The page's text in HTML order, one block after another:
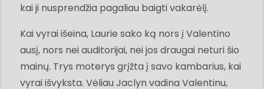
kai ji nusprendžia pagaliau baigti vakarėlį.
Kai vyrai išeina, Laurie sako ką nors į Valentino
ausį, nors nei auditorijai, nei jos draugai neturi šio
mainų. Trys moterys grįžta į savo kambarius, kai
vyrai išvyksta. Vėliau Jaclyn vadina Valentinu,